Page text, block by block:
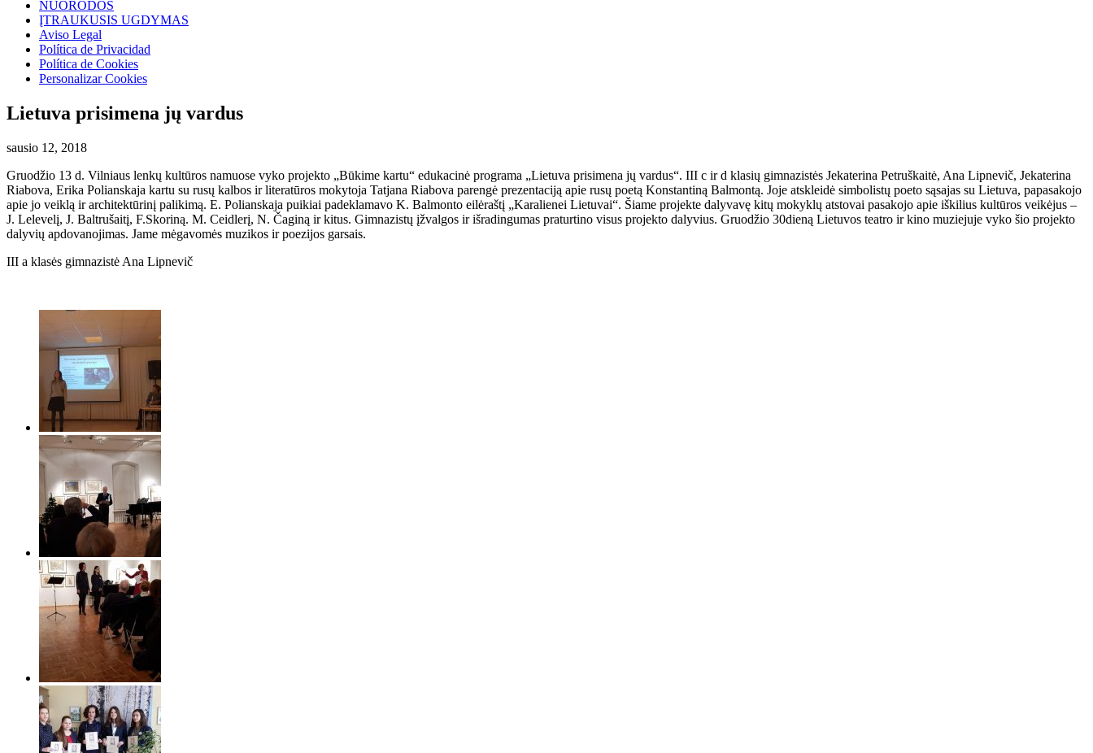
NUORODOS
ĮTRAUKUSIS UGDYMAS
Aviso Legal
Política de Privacidad
Política de Cookies
Personalizar Cookies
Lietuva prisimena jų vardus
sausio 12, 2018
Gruodžio 13 d. Vilniaus lenkų kultūros namuose vyko projekto „Būkime kartu“ edukacinė programa „Lietuva prisimena jų vardus“. III c ir d klasių gimnazistės Jekaterina Petruškaitė, Ana Lipnevič, Jekaterina
Riabova, Erika Polianskaja kartu su rusų kalbos ir literatūros mokytoja Tatjana Riabova parengė prezentaciją apie rusų poetą Konstantiną Balmontą. Joje atskleidė simbolistų poeto sąsajas su Lietuva, papasakojo
apie jo veiklą ir architektūrinį palikimą. E. Polianskaja puikiai padeklamavo K. Balmonto eilėraštį „Karalienei Lietuvai“. Šiame projekte dalyvavę kitų mokyklų atstovai pasakojo apie iškilius kultūros veikėjus –
J. Lelevelį, J. Baltrušaitį, F.Skoriną. M. Ceidlerį, N. Čaginą ir kitus. Gimnazistų įžvalgos ir išradingumas praturtino visus projekto dalyvius. Gruodžio 30dieną Lietuvos teatro ir kino muziejuje vyko šio projekto
dalyvių apdovanojimas. Jame mėgavomės muzikos ir poezijos garsais.
III a klasės gimnazistė Ana Lipnevič